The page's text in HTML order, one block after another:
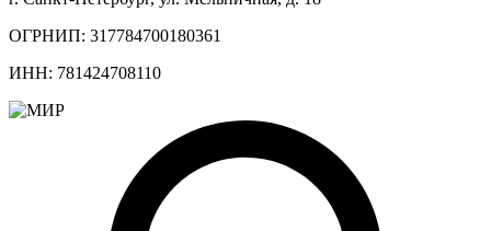
ОГРНИП: 317784700180361
ИНН: 781424708110